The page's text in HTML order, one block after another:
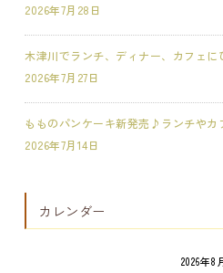
2026年7月28日
木津川でランチ、ディナー、カフェに
2026年7月27日
もものパンケーキ新発売♪ランチやカ
2026年7月14日
カレンダー
2026年8